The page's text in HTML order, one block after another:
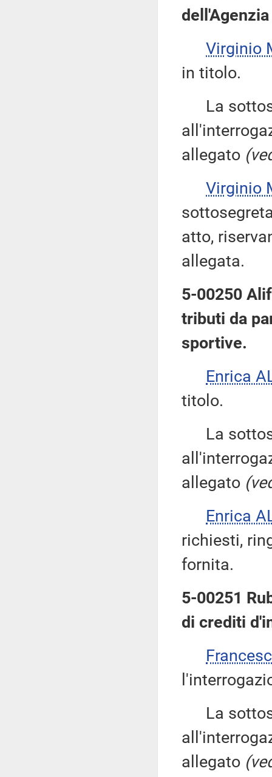
Virginio
in titolo.
La
allegato
Virginio
atto,
allegata.
5-00250
tributi da
sportive.
Enrica
titolo.
La
allegato
Enrica
richiesti,
fornita.
5-00251
di crediti
La
allegato